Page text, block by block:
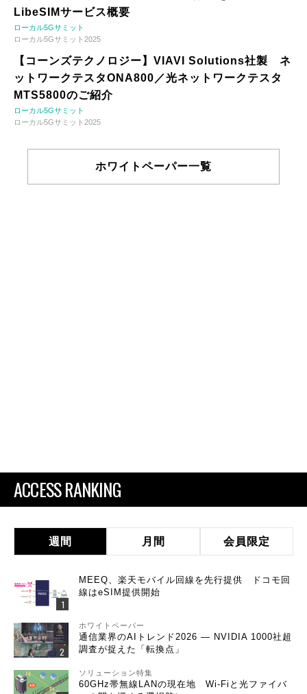
LibeSIMサービス概要
ローカル5Gサミット
ローカル5Gサミット2025
【コーンズテクノロジー】VIAVI Solutions社製 ネ
ットワークテスタONA800／光ネットワークテスタ
MTS5800のご紹介
ローカル5Gサミット
ローカル5Gサミット2025
ホワイトペーパー一覧
ACCESS RANKING
週間 月間 会員限定
MEEQ、楽天モバイル回線を先行提供 ドコモ回
線はeSIM提供開始
ホワイトペーパー
通信業界のAIトレンド2026 ― NVIDIA 1000社超
調査が捉えた「転換点」
ソリューション特集
60GHz帯無線LANの現在地 Wi-Fiと光ファイバ